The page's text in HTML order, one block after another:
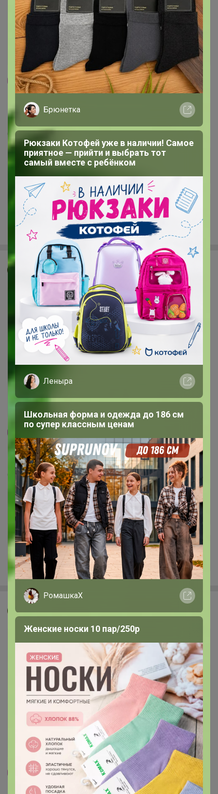
5.0 359.8K 912.6K 83.9K 10
СИМА-ЛЕНД - Одежда обувь, сумки, Рюкзаки,
Зонты, Перчатки
Стоп 10 августа
+2.5K
Джилка
97 5.0 359.8K 912.6K 83.9K 7 100%
СИМА-ЛЕНД. Текстиль
Стоп 10 августа
+3.2K
Джилка
912.6K 83.9K 7
Брюнетка
Рюкзаки Котофей уже в наличии! Самое
приятное — прийти и выбрать тот
самый вместе с ребёнком
Леныра
Школьная форма и одежда до 186 см
по супер классным ценам
РомашкаХ
Женские носки 10 пар/250р